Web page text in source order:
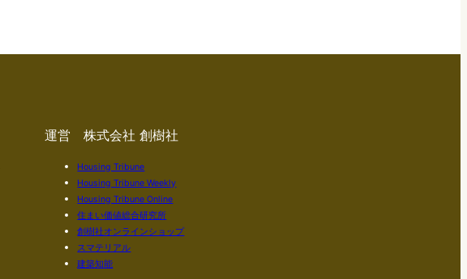
運営 株式会社 創樹社
Housing Tribune
Housing Tribune Weekly
Housing Tribune Online
住まい価値総合研究所
創樹社オンラインショップ
スマテリアル
建築知能